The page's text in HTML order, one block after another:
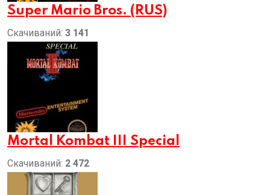
Super Mario Bros. (RUS)
Скачиваний: 3 141
Mortal Kombat III Special
Скачиваний: 2 472